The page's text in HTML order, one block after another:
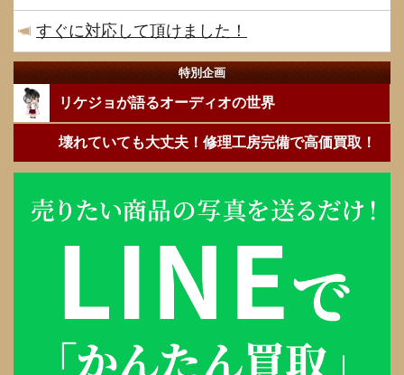
すぐに対応して頂けました！
特別企画
リケジョが語るオーディオの世界
壊れていても大丈夫！修理工房完備で高価買取！